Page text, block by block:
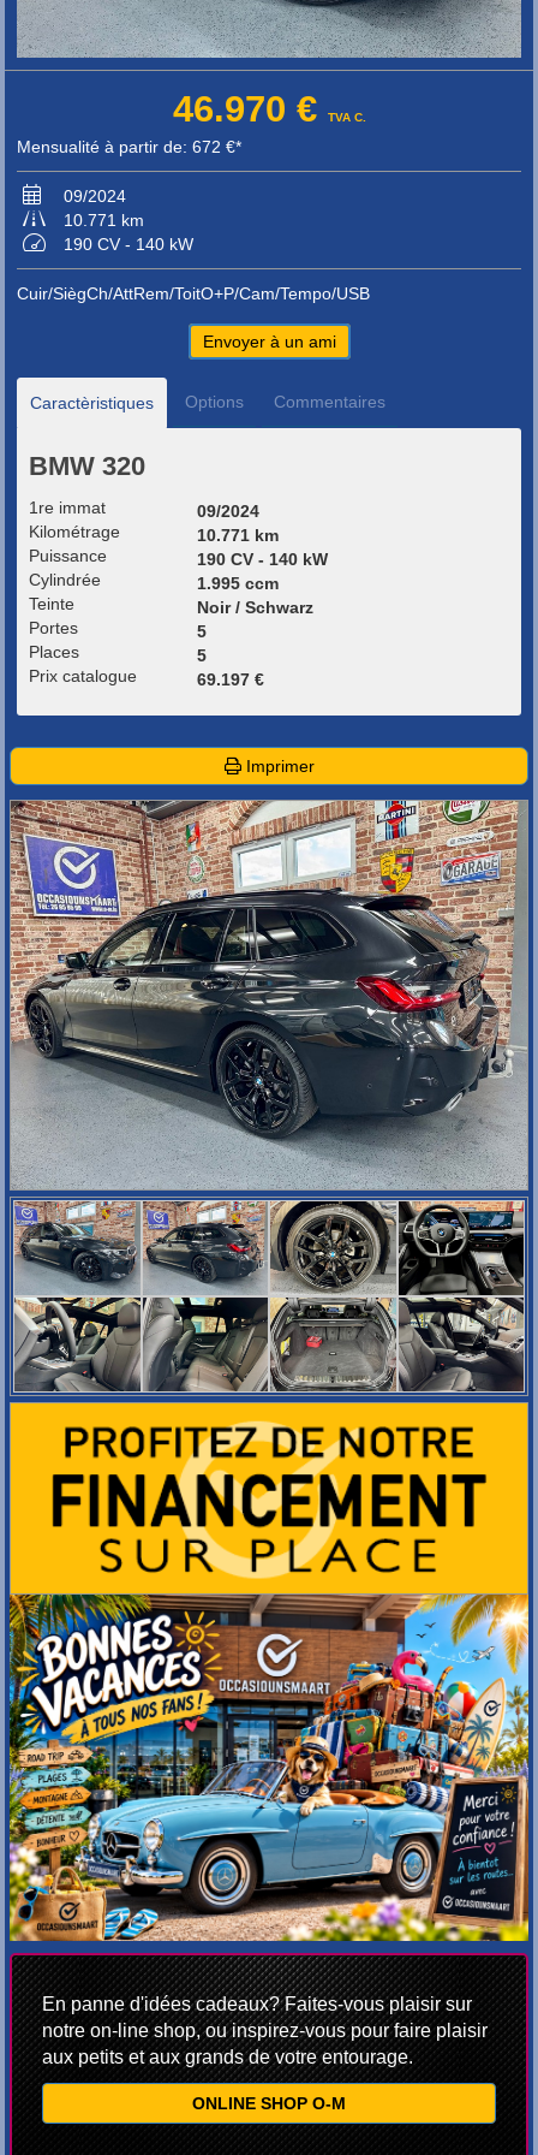
46.970 € TVA C.
Mensualité à partir de: 672 €*
09/2024
10.771 km
190 CV - 140 kW
Cuir/SiègCh/AttRem/ToitO+P/Cam/Tempo/USB
Envoyer à un ami
Caractèristiques Options Commentaires
BMW 320
1re immat
09/2024
Kilométrage
10.771 km
Puissance
190 CV - 140 kW
Cylindrée
1.995 ccm
Teinte
Noir / Schwarz
Portes
5
Places
5
Prix catalogue
69.197 €
Imprimer
En panne d'idées cadeaux? Faites-vous plaisir sur
notre on-line shop, ou inspirez-vous pour faire plaisir
aux petits et aux grands de votre entourage.
ONLINE SHOP O-M